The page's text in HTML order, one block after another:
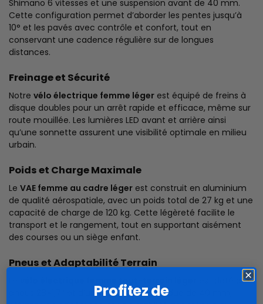
Shimano 6 vitesses et une suspension avant de 40 mm.
Cette configuration permet d’aborder les pentes jusqu’à
10° et les pavés avec contrôle et confort, tout en
conservant une cadence régulière sur de longues
distances.
Freinage et Sécurité
Notre vélo électrique femme léger est équipé de freins à
disque doubles pour un arrêt rapide et efficace, même sur
route mouillée. Les lumières LED avant et arrière ainsi
qu’une sonnette assurent une visibilité optimale en milieu
urbain.
Poids et Charge Maximale
Le VAE femme au cadre léger est construit en aluminium
de qualité aérospatiale, avec un poids total de 27 kg et une
capacité de charge de 120 kg. Cette légèreté facilite le
transport et le rangement, tout en supportant aisément
des courses ou un siège enfant.
Pneus et Adaptabilité Terrain
est doté de
pneus 28×1,7’’ et d’une fourche suspendue de 40 mm,
Profitez de